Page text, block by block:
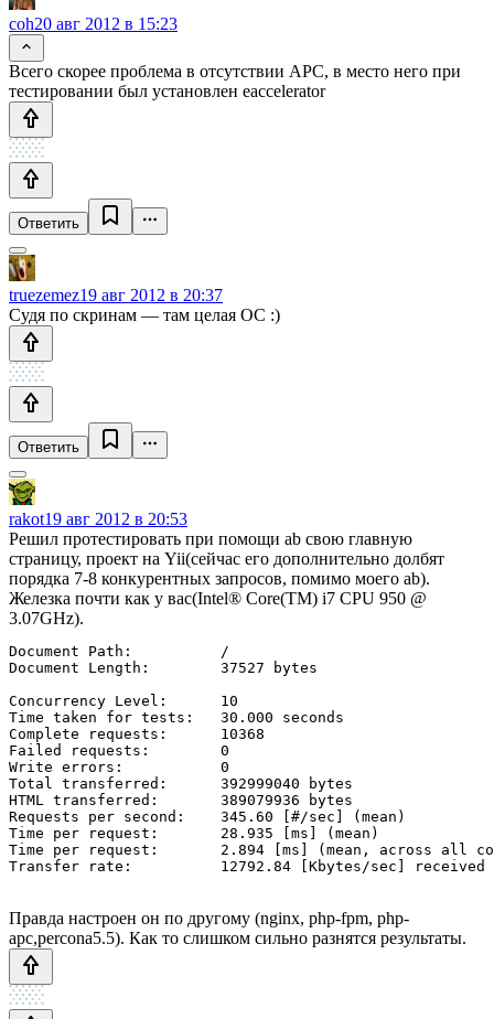
coh20 авг 2012 в 15:23
Всего скорее проблема в отсутствии APC, в место него при
тестировании был установлен eaccelerator
Ответить
truezemez19 авг 2012 в 20:37
Судя по скринам — там целая ОС :)
Ответить
rakot19 авг 2012 в 20:53
Решил протестировать при помощи ab свою главную
страницу, проект на Yii(сейчас его дополнительно долбят
порядка 7-8 конкурентных запросов, помимо моего ab).
Железка почти как у вас(Intel® Core(TM) i7 CPU 950 @
3.07GHz).
Document Path:          /
Document Length:        37527 bytes
Concurrency Level:      10
Time taken for tests:   30.000 seconds
Complete requests:      10368
Failed requests:        0
Write errors:           0
Total transferred:      392999040 bytes
HTML transferred:       389079936 bytes
Requests per second:    345.60 [#/sec] (mean)
Time per request:       28.935 [ms] (mean)
Time per request:       2.894 [ms] (mean, across all
Правда настроен он по другому (nginx, php-fpm, php-
apc,percona5.5). Как то слишком сильно разнятся результаты.